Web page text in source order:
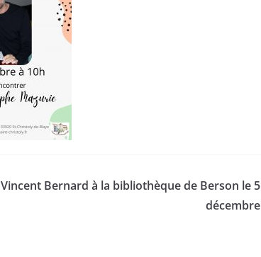
Vincent Bernard à la bibliothèque de Berson le 5
décembre